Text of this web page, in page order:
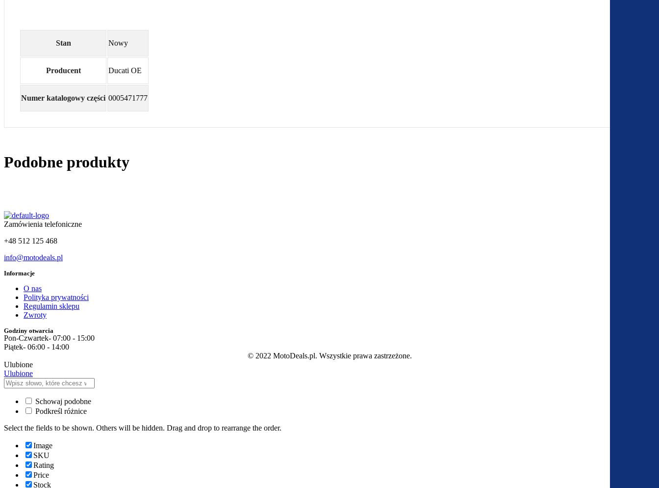
Stan Nowy
Producent Ducati OE
Numer katalogowy części 0005471777
Podobne produkty
Zamówienia telefoniczne
+48 512 125 468
info@motodeals.pl
Informacje
O nas
Polityka prywatności
Regulamin sklepu
Zwroty
Godziny otwarcia
Pon-Czwartek- 07:00 - 15:00
Piątek- 06:00 - 14:00
© 2022 MotoDeals.pl. Wszystkie prawa zastrzeżone.
Ulubione
Ulubione
Schowaj podobne
Podkreśl różnice
Select the fields to be shown. Others will be hidden. Drag and drop to rearrange the order.
Image
SKU
Rating
Price
Stock